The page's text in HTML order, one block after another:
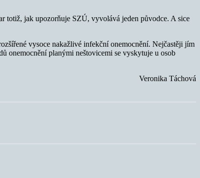
totiž, jak upozorňuje SZÚ, vyvolává jeden původce. A sice
vysoce nakažlivé infekční onemocnění. Nejčastěji jím
onemocnění planými neštovicemi se vyskytuje u osob
Veronika Táchová